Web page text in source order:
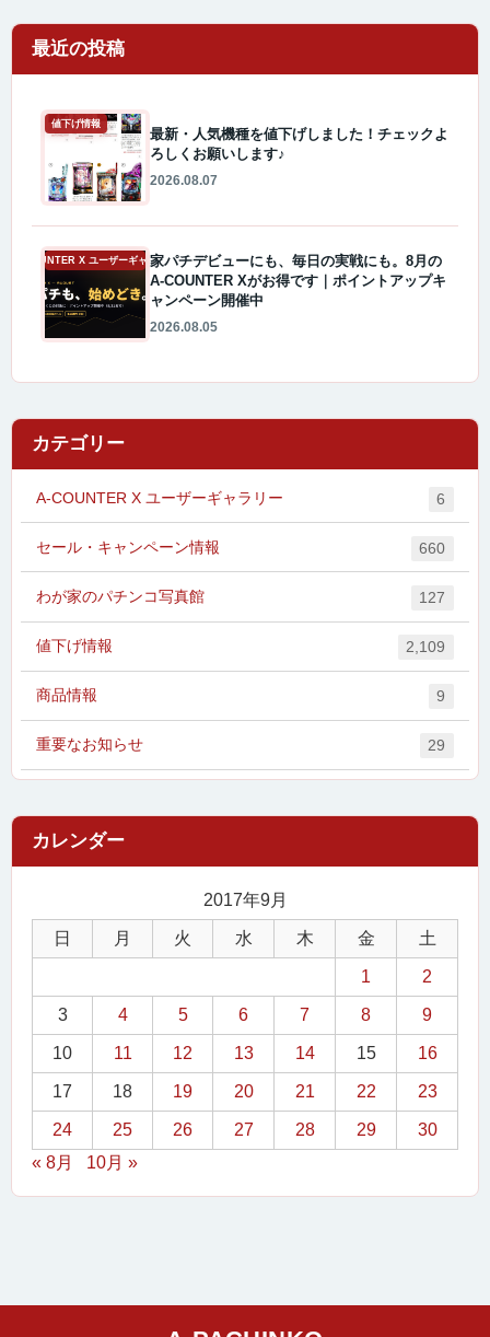
最近の投稿
値下げ情報
最新・人気機種を値下げしました！チェックよ
ろしくお願いします♪
2026.08.07
A-COUNTER X ユーザーギャラリー家パチデビューにも、毎日の実戦にも。8月の
A-COUNTER Xがお得です｜ポイントアップキ
ャンペーン開催中
2026.08.05
カテゴリー
A-COUNTER X ユーザーギャラリー 6
セール・キャンペーン情報 660
わが家のパチンコ写真館 127
値下げ情報 2,109
商品情報 9
重要なお知らせ 29
2017年9月
日 月 火 水 木 金 土
1 2
3 4 5 6 7 8 9
10 11 12 13 14 15 16
17 18 19 20 21 22 23
24 25 26 27 28 29
30
« 8月
10月 »